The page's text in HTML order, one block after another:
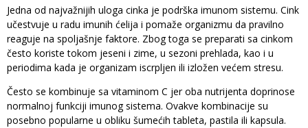
Jedna od najvažnijih uloga cinka je podrška imunom sistemu. Cink
učestvuje u radu imunih ćelija i pomaže organizmu da pravilno
reaguje na spoljašnje faktore. Zbog toga se preparati sa cinkom
često koriste tokom jeseni i zime, u sezoni prehlada, kao i u
periodima kada je organizam iscrpljen ili izložen većem stresu.
Često se kombinuje sa vitaminom C jer oba nutrijenta doprinose
normalnoj funkciji imunog sistema. Ovakve kombinacije su
posebno popularne u obliku šumećih tableta, pastila ili kapsula.